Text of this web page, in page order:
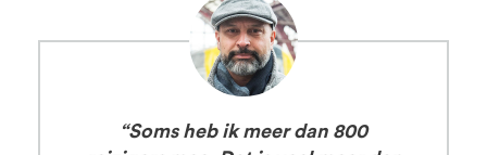
“Soms heb ik meer dan 800